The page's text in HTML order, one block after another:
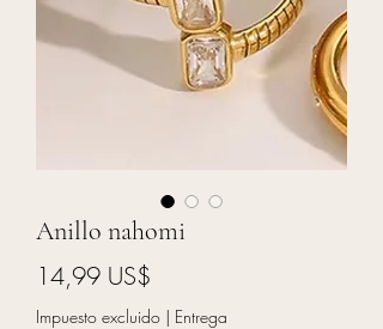
Anillo nahomi
14,99 US$
Impuesto excluido | Entrega